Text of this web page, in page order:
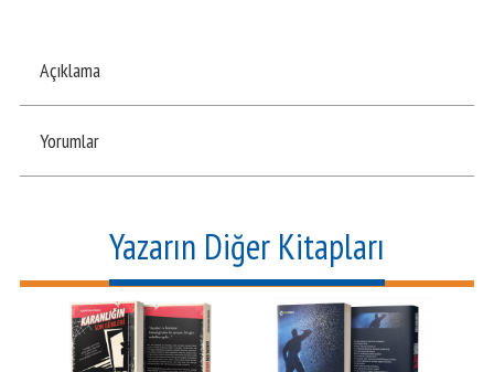
Açıklama
Yorumlar
Yazarın Diğer Kitapları